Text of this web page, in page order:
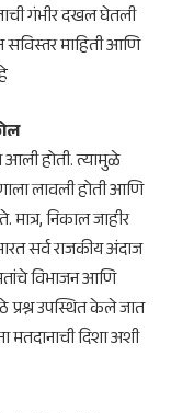
गंभीर दखल घेतली
माहिती आणि
आली होती. त्यामुळे
लावली होती आणि
मात्र, निकाल जाहीर
सर्व राजकीय अंदाज
विभाजन आणि
प्रश्न उपस्थित केले जात
दिशा अशी